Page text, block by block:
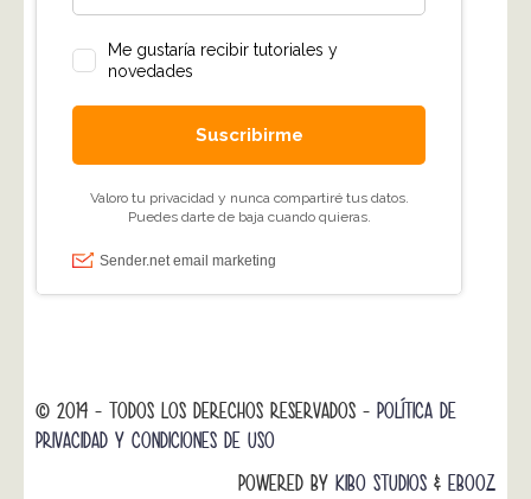
© 2014 - TODOS LOS DERECHOS RESERVADOS - POLÍTICA DE
PRIVACIDAD Y CONDICIONES DE USO
POWERED BY KIBO STUDIOS & EBOOZ